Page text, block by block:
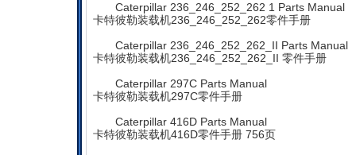
Caterpillar 236_246_252_262 1 Parts Manual
卡特彼勒装载机236_246_252_262零件手册
Caterpillar 236_246_252_262_II Parts Manual
卡特彼勒装载机236_246_252_262_II 零件手册
Caterpillar 297C Parts Manual
卡特彼勒装载机297C零件手册
Caterpillar 416D Parts Manual
卡特彼勒装载机416D零件手册 756页